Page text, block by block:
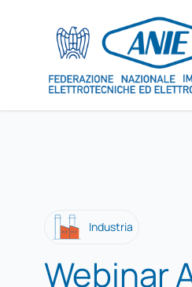
Industria
Webinar